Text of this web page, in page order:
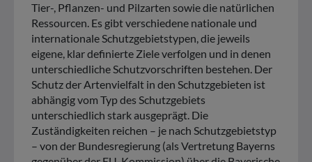
Tier-, Pflanzen- und Pilzarten sowie die natürlichen
Ressourcen. Es gibt verschiedene nationale und
internationale Schutzgebietstypen, die jeweils
eigene, klar definierte Ziele verfolgen und in denen
unterschiedliche Schutzvorschriften bestehen. Der
Schutz der Artenvielfalt in den Schutzgebieten ist
abhängig vom Typ des Schutzgebiets
unterschiedlich stark ausgeprägt. Die
Zuständigkeiten reichen – je nach Schutzgebietstyp
– von der Bundesregierung (als Vertretung Bayerns